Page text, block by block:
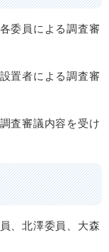
委員による調査審
置者による調査審
審議内容を受け
、北澤委員、大森